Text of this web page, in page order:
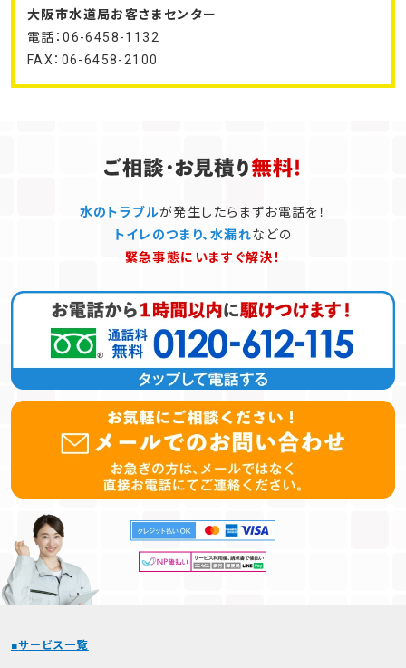
大阪市水道局お客さまセンター
電話：06-6458-1132
FAX：06-6458-2100
水のトラブルが発生したらまずお電話を！
トイレのつまり、水漏れなどの
緊急事態にいますぐ解決！
サービス一覧